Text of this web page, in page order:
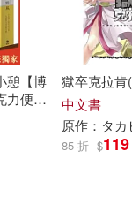
李盟(13)
研究院(13)
版社(76)
版社(76)
憩【博
力便條
獄卒克拉肯
中文書
85 折 $119